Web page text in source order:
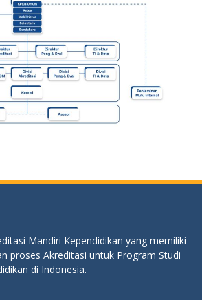
Mandiri Kependidikan yang memiliki
proses Akreditasi untuk Program Studi
di Indonesia.